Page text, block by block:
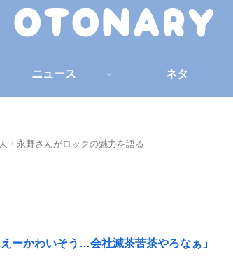
ニュース ネタ
・永野さんがロックの魅力を語る
ーかわいそう…会社滅茶苦茶やろなぁ」